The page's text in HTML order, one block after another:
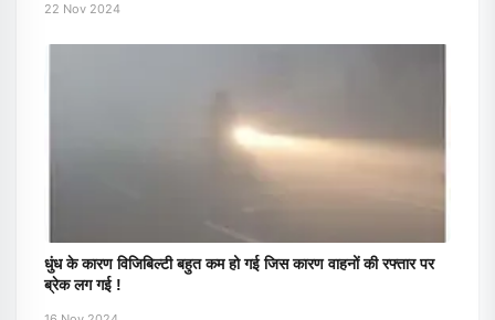
22 Nov 2024
धुंध के कारण विजिबिल्टी बहुत कम हो गई जिस कारण वाहनों की रफ्तार पर
ब्रेक लग गई !